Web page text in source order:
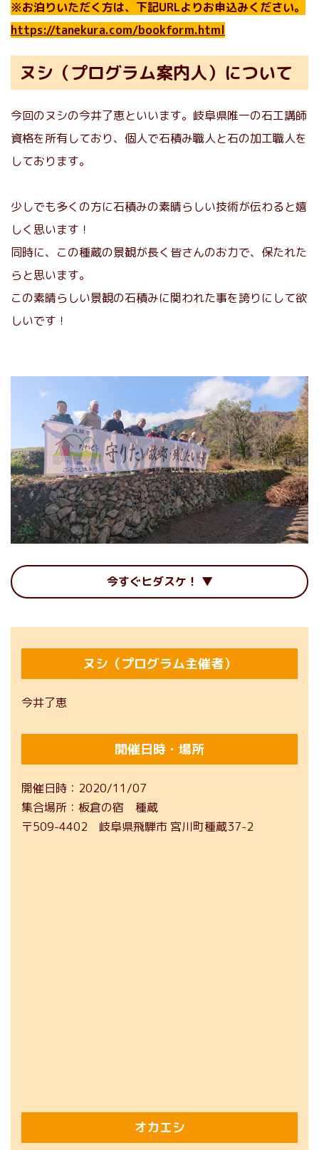
※お泊りいただく方は、下記URLよりお申込みください。
https://tanekura.com/bookform.html
ヌシ（プログラム案内人）について
今回のヌシの今井了恵といいます。岐阜県唯一の石工講師
資格を所有しており、個人で石積み職人と石の加工職人を
しております。
少しでも多くの方に石積みの素晴らしい技術が伝わると嬉
しく思います！
同時に、この種蔵の景観が長く皆さんのお力で、保たれた
らと思います。
この素晴らしい景観の石積みに関われた事を誇りにして欲
しいです！
今すぐヒダスケ！
ヌシ（プログラム主催者）
今井了恵
開催日時・場所
開催日時
2020/11/07
集合場所
板倉の宿 種蔵
〒509-4402 岐阜県飛騨市 宮川町種蔵37-2
オカエシ